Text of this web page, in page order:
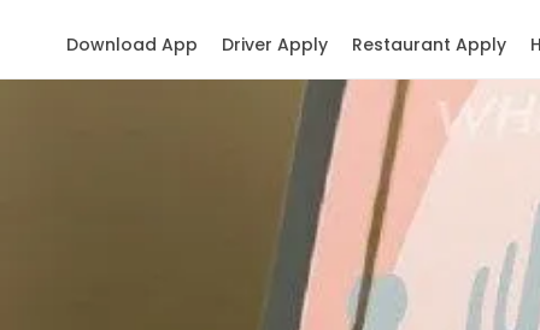
Restaurant Apply
Driver Apply
Download App